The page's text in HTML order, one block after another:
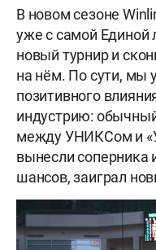
В новом сезоне
уже с самой Единой
новый турнир и
на нём. По сути, мы
позитивного
индустрию:
между УНИКСом и
вынесли соперника
шансов, заиграл